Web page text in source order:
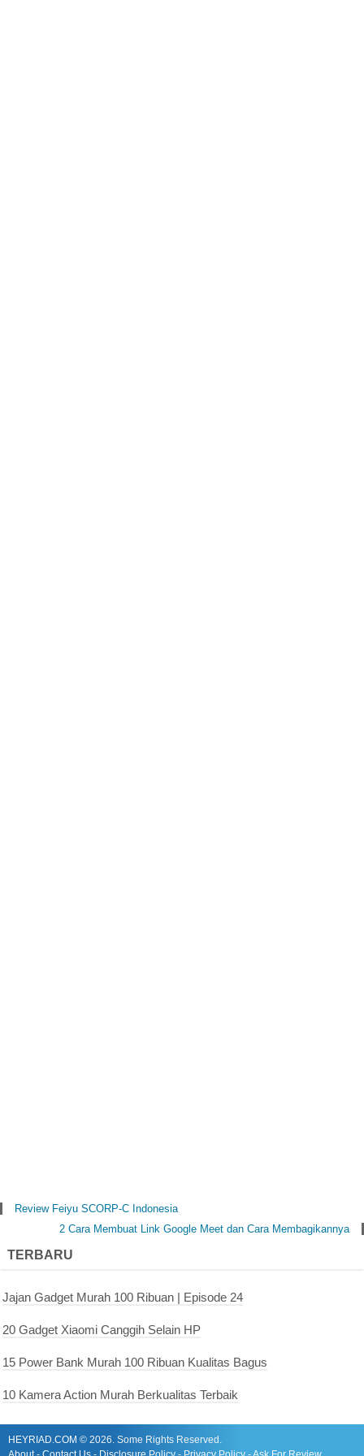
Review Feiyu SCORP-C Indonesia
2 Cara Membuat Link Google Meet dan Cara Membagikannya
TERBARU
Jajan Gadget Murah 100 Ribuan | Episode 24
20 Gadget Xiaomi Canggih Selain HP
15 Power Bank Murah 100 Ribuan Kualitas Bagus
10 Kamera Action Murah Berkualitas Terbaik
HEYRIAD.COM © 2026. Some Rights Reserved.